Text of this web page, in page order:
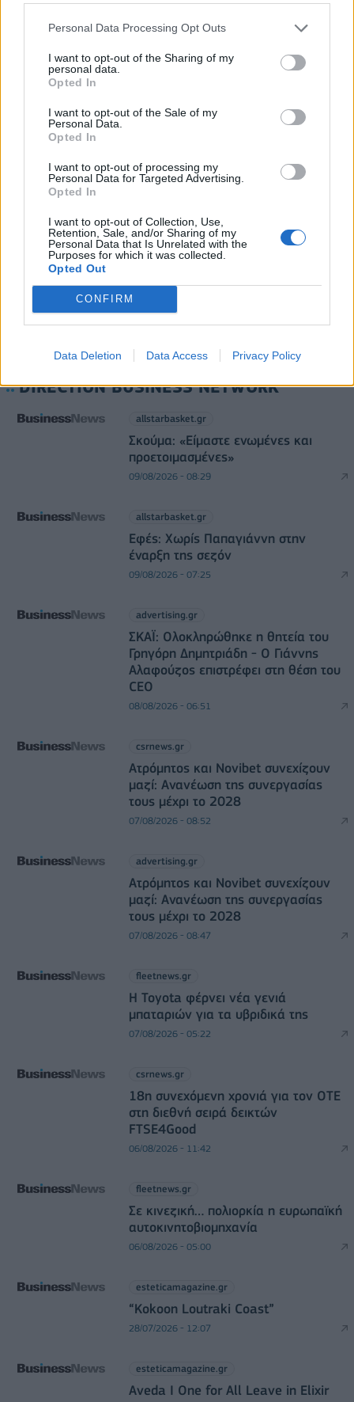
Personal Data Processing Opt Outs
I want to opt-out of the Sharing of my
personal data.
Opted In
I want to opt-out of the Sale of my
Personal Data.
Opted In
I want to opt-out of processing my
Personal Data for Targeted Advertising.
Opted In
I want to opt-out of Collection, Use,
Retention, Sale, and/or Sharing of my
Personal Data that Is Unrelated with the
Purposes for which it was collected.
Opted Out
CONFIRM
Data Deletion Data Access Privacy Policy
Οι Hamilton Reserve Bank και SEE Capital
μάρκετινγκ
08/08/2026 - 13:44
Κορυφώνεται η έξοδος του Αυγούστου – Πάνω
από 56.000 επιβάτες αναχωρούν σήμερα από τα
λιμάνια της Αττικής
08/08/2026 - 14:30 ΕΛΛΑΔΑ
Δυτική Αττική: Η επόμενη ημέρα μετά τις
από τις βροχές
08/08/2026 - 14:08 ΕΛΛΑΔΑ
DIRECTION BUSINESS NETWORK
allstarbasket.gr
Σκούμα: «Είμαστε ενωμένες και
προετοιμασμένες»
09/08/2026 - 08:29
allstarbasket.gr
Εφές: Χωρίς Παπαγιάννη στην
έναρξη της σεζόν
09/08/2026 - 07:25
advertising.gr
ΣΚΑΪ: Ολοκληρώθηκε η θητεία του
Γρηγόρη Δημητριάδη - Ο Γιάννης
Αλαφούζος επιστρέφει στη θέση του
CEO
08/08/2026 - 06:51
csrnews.gr
Ατρόμητος και Novibet συνεχίζουν
μαζί: Ανανέωση της συνεργασίας
τους μέχρι το 2028
07/08/2026 - 08:52
advertising.gr
Ατρόμητος και Novibet συνεχίζουν
μαζί: Ανανέωση της συνεργασίας
τους μέχρι το 2028
07/08/2026 - 08:47
fleetnews.gr
Η Toyota φέρνει νέα γενιά
μπαταριών για τα υβριδικά της
07/08/2026 - 05:22
csrnews.gr
18η συνεχόμενη χρονιά για τον ΟΤΕ
στη διεθνή σειρά δεικτών
FTSE4Good
06/08/2026 - 11:42
fleetnews.gr
Σε κινεζική… πολιορκία η ευρωπαϊκή
αυτοκινητοβιομηχανία
06/08/2026 - 05:00
esteticamagazine.gr
“Kokoon Loutraki Coast”
28/07/2026 - 12:07
esteticamagazine.gr
Aveda I One for All Leave in Elixir